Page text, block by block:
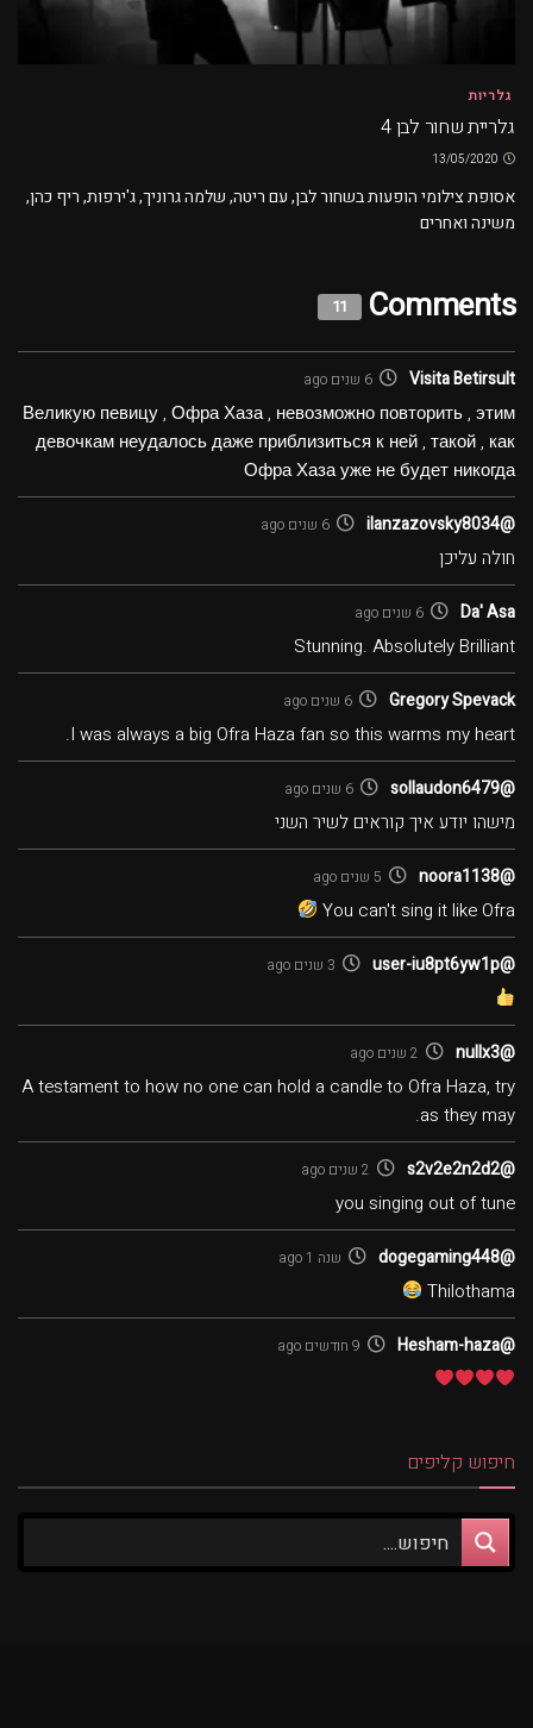
גלריות
גלריית שחור לבן 4
אסופת צילומי הופעות בשחור לבן, עם ריטה, שלמה גרוניך, ג'ירפות, ריף כהן,
משינה ואחרים
Comments
11
Visita Betirsult 6 שנים ago
Великую певицу , Офра Хаза , невозможно повторить , этим
девочкам неудалось даже приблизиться к ней , такой , как
Офра Хаза уже не будет никогда
@ilanzazovsky8034 6 שנים ago
חולה עליכן
Da' Asa 6 שנים ago
Stunning. Absolutely Brilliant
Gregory Spevack 6 שנים ago
I was always a big Ofra Haza fan so this warms my heart.
@sollaudon6479 6 שנים ago
מישהו יודע איך קוראים לשיר השני
@noora1138 5 שנים ago
You can't sing it like Ofra
@user-iu8pt6yw1p 3 שנים ago
@nullx3 2 שנים ago
A testament to how no one can hold a candle to Ofra Haza, try
as they may.
@s2v2e2n2d2 2 שנים ago
you singing out of tune
@dogegaming448 שנה 1 ago
Thilothama
@Hesham-haza 9 חודשים ago
חיפוש קליפים